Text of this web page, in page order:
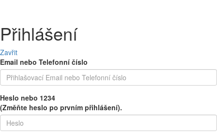
Přihlášení
Zavřit
Email nebo Telefonní číslo
Heslo nebo 1234
(Změňte heslo po prvním přihlášení).